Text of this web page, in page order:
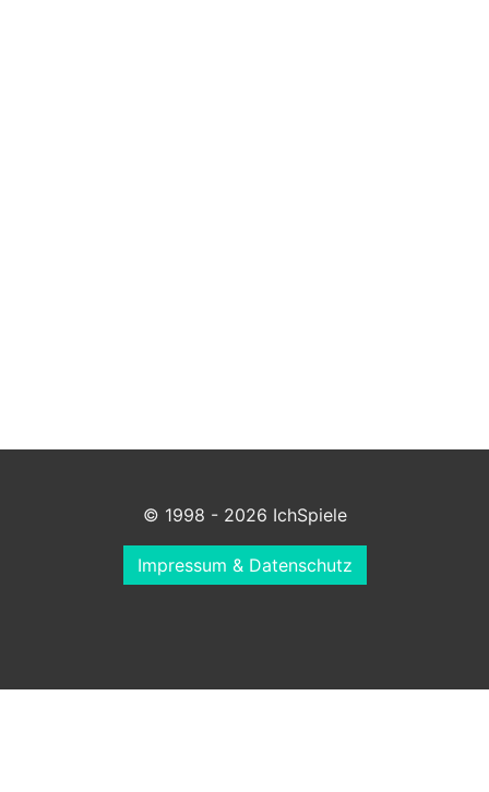
© 1998 - 2026 IchSpiele
Impressum & Datenschutz